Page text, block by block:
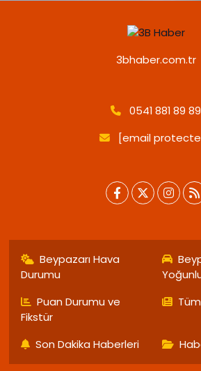
3bhaber.com.tr
0541 881 89 89
[email
Beypazarı Hava
Durumu
Puan Durumu ve
Fikstür
Son Dakika Haberleri